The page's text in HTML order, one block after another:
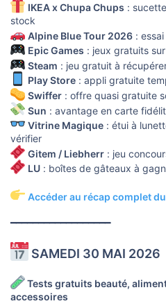
IKEA x Chupa Chups :
stock
Alpine Blue Tour 2026: essai
Epic Games : jeux gratuits
Steam : jeu gratuit à
Play Store: appli gratuite
Swiffer: offre quasi gratuite
Sun : avantage en carte
Vitrine Magique: étui à
vérifier
Gitem / Liebherr: jeu
LU: boîtes de gâteaux à
Accéder au récap complet
━━━━━━━━━━━━━━━━━━
SAMEDI 30 MAI 2026
Tests gratuits beauté,
accessoires